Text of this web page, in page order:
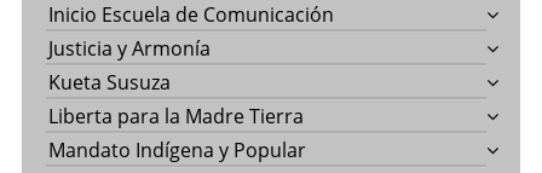
Inicio Escuela de Comunicación
Justicia y Armonía
Kueta Susuza
Liberta para la Madre Tierra
Mandato Indígena y Popular